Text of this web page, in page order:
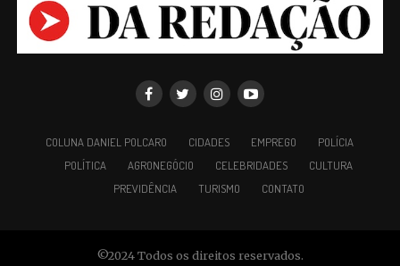
COLUNA DANIEL POLCARO CIDADES EMPREGO
POLÍCIA
POLÍTICA
AGRONEGÓCIO CELEBRIDADES
CULTURA
PREVIDÊNCIA
TURISMO CONTATO
©2024 Todos os direitos reservados.